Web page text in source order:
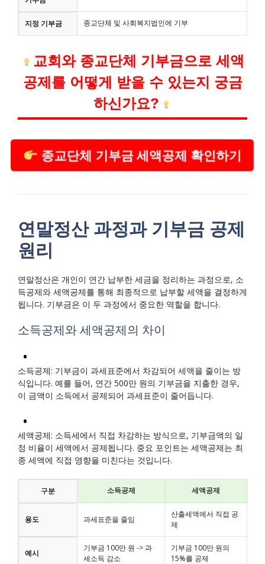
지정 기부금 종교단체 및 사회복지법인에 기부
교회와 종교단체 기부금으로 세액
공제를 어떻게 받을 수 있는지 궁금
하신가요?
종교단체 기부금 세액공제 확인하기
연말정산 과정과 기부금 공제
원리
연말정산은 개인이 연간 납부한 세금을 정리하는 과정으로, 소
득공제와 세액공제를 통해 최종적으로 납부할 세액을 결정하게
됩니다. 기부금은 이 두 과정에서 중요한 역할을 합니다.
소득공제와 세액공제의 차이
소득공제: 기부금이 과세표준에서 차감되어 세액을 줄이는 방
식입니다. 예를 들어, 연간 500만 원의 기부금을 지출한 경우,
이 금액이 소득에서 공제되어 과세표준이 줄어듭니다.
세액공제: 소득세에서 직접 차감하는 방식으로, 기부금액의 일
정 비율이 세액에서 공제됩니다. 중요 포인트는 세액공제는 최
종 세액에 직접 영향을 미친다는 것입니다.
구분 소득공제 세액공제
용도 과세표준을 줄임
산출세액에서 직접 공
제
예시
기부금 100만 원 -> 과
세소득 감소
기부금 100만 원의
15%를 공제